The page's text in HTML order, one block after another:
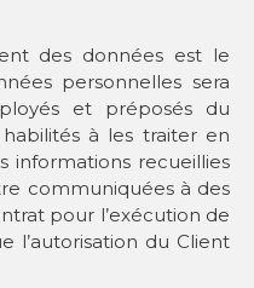
des données est le
personnelles sera
et préposés du
à les traiter en
informations recueillies
communiquées à des
pour l’exécution de
l’autorisation du Client